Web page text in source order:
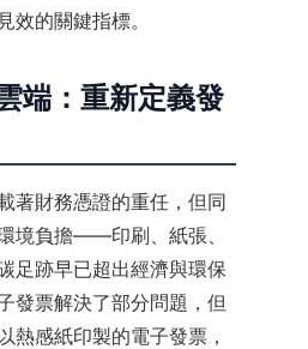
效的關鍵指標。
端：重新定義發
著財務憑證的重任，但同
境負擔——印刷、紙張、
足跡早已超出經濟與環保
發票解決了部分問題，但
熱感紙印製的電子發票，